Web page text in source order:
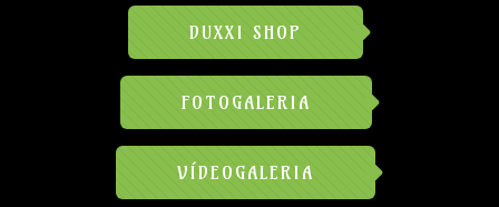
DUXXI SHOP
FOTOGALERIA
VÍDEOGALERIA